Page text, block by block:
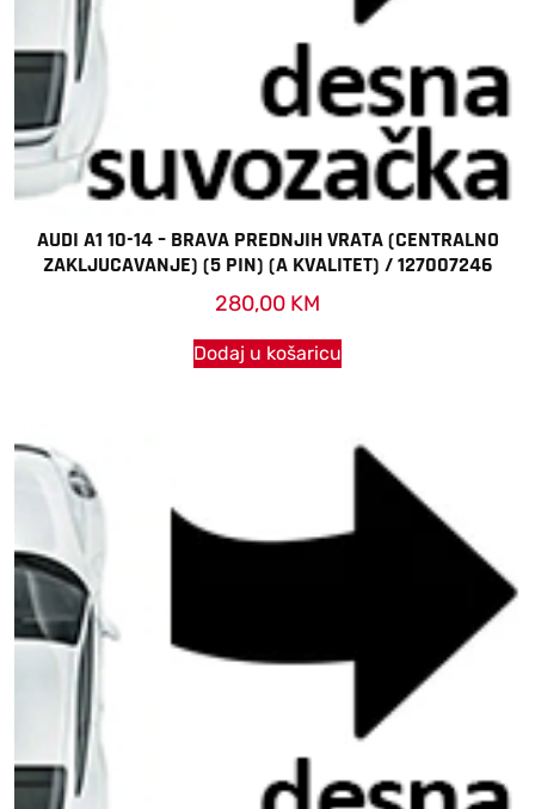
AUDI A1 10-14 – BRAVA PREDNJIH VRATA (CENTRALNO
ZAKLJUCAVANJE) (5 PIN) (A KVALITET) / 127007246
280,00 KM
Dodaj u košaricu